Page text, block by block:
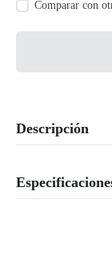
Descripción